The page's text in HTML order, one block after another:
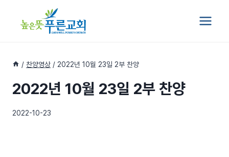
/ 찬양영상 / 2022년 10월 23일 2부 찬양
2022년 10월 23일 2부 찬양
2022-10-23